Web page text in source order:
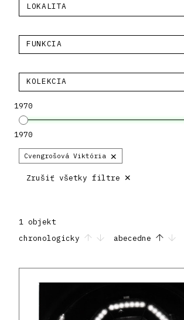
LOKALITA
FUNKCIA
KOLEKCIA
1970
1970
Cvengrošová Viktória ×
Zrušiť všetky filtre ×
1 objekt
chronologicky
abecedne